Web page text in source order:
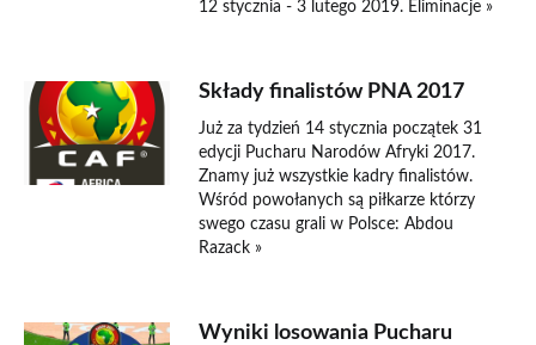
12 stycznia - 3 lutego 2019. Eliminacje »
Składy finalistów PNA 2017
Już za tydzień 14 stycznia początek 31
edycji Pucharu Narodów Afryki 2017.
Znamy już wszystkie kadry finalistów.
Wśród powołanych są piłkarze którzy
swego czasu grali w Polsce: Abdou
Razack »
Wyniki losowania Pucharu